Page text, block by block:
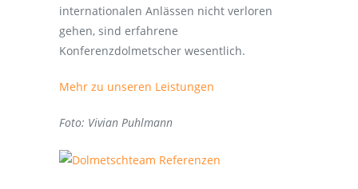
internationalen Anlässen nicht verloren
gehen, sind erfahrene
Konferenzdolmetscher wesentlich.
Mehr zu unseren Leistungen
Foto: Vivian Puhlmann